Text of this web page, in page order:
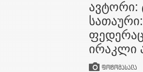
ავტორი:
ირაკლი